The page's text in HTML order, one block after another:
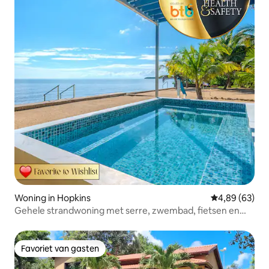
Woning in Hopkins Gemiddelde
4,89 (63)
Gehele strandwoning met serre, zwembad, fietsen en
Favoriet van gasten
Favoriet van gasten